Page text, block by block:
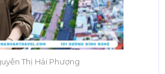
Thị Hải Phượng